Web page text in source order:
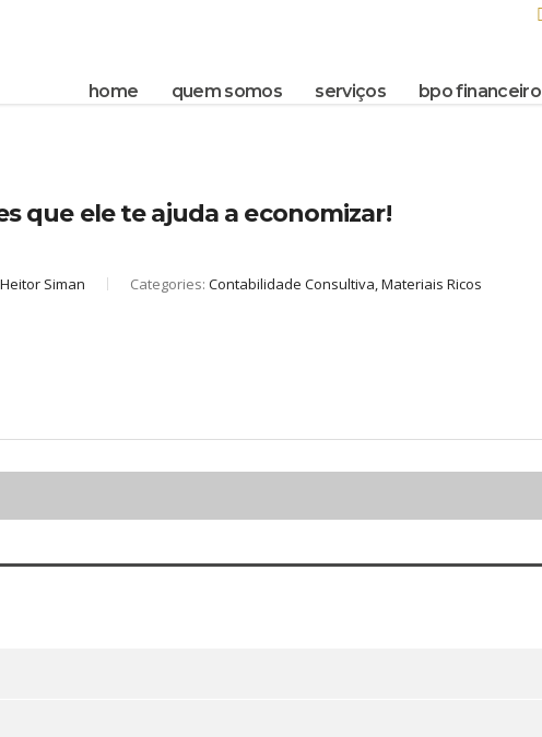
home quem somos serviços bpo financeiro
que ele te ajuda a economizar!
Heitor Siman Categories: Contabilidade Consultiva, Materiais Ricos